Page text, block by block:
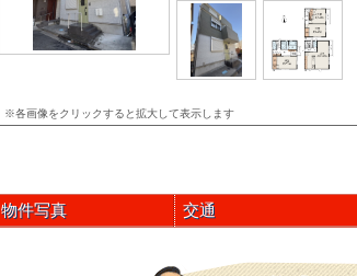
※各画像をクリックすると拡大して表示します
物件写真 交通